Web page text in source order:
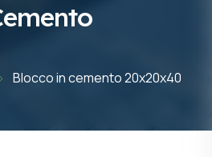
Blocco in cemento 20x20x40